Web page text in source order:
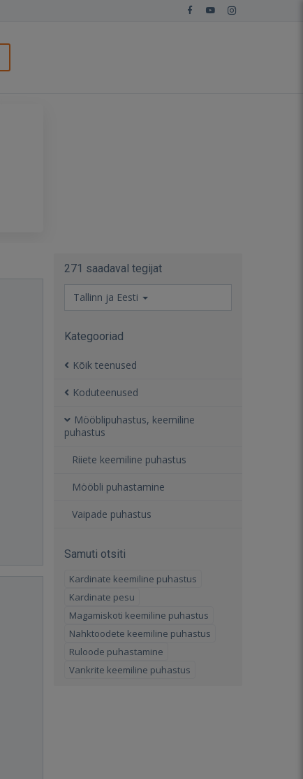
271 saadaval tegijat
Tallinn ja Eesti
Kategooriad
Kõik teenused
Koduteenused
Mööblipuhastus, keemiline
puhastus
Riiete keemiline puhastus
Mööbli puhastamine
Vaipade puhastus
Samuti otsiti
Kardinate keemiline puhastus
Kardinate pesu
Magamiskoti keemiline puhastus
Nahktoodete keemiline puhastus
Ruloode puhastamine
Vankrite keemiline puhastus